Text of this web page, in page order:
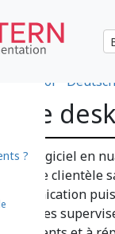
español Deutsch
le
un logiciel en
clientèle
les
?